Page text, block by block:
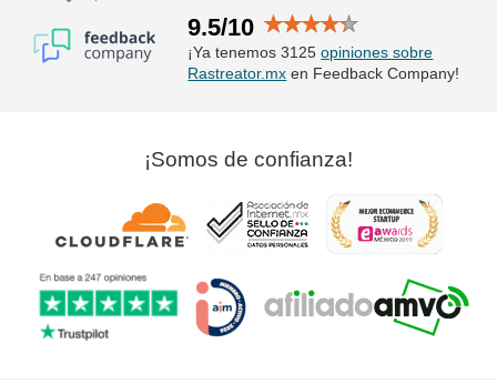
9.5/10
¡Ya tenemos 3125opiniones sobre
Rastreator.mx en Feedback Company!
¡Somos de confianza!